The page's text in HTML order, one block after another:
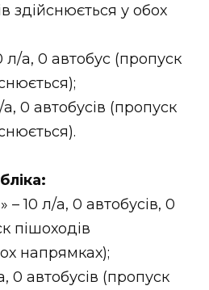
здійснюється у обох
л/а, 0 автобус (пропуск
0 автобусів (пропуск
10 л/а, 0 автобусів, 0
пішоходів
напрямках);
0 автобусів (пропуск